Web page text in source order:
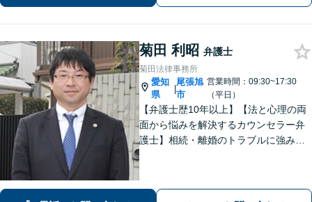
菊田 利昭 弁護士
菊田法律事務所
愛知
県
|
尾張旭
市
営業時間：09:30~17:30
（平日）
【弁護士歴10年以上】【法と心理の両
面から悩みを解決するカウンセラー弁
護士】相続・離婚のトラブルに強みあ